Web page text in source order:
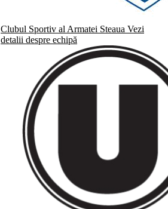
Clubul Sportiv al Armatei Steaua Vezi
detalii despre echipă